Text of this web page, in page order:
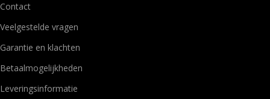
Contact
Veelgestelde vragen
Garantie en klachten
Betaalmogelijkheden
Leveringsinformatie